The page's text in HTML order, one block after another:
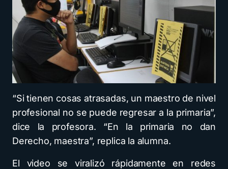
“Si tienen cosas atrasadas, un maestro de nivel
profesional no se puede regresar a la primaria”,
dice la profesora. “En la primaria no dan
Derecho, maestra”, replica la alumna.
El video se viralizó rápidamente en redes